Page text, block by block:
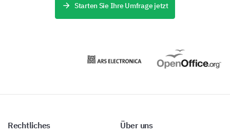
Starten Sie Ihre Umfrage jetzt
Rechtliches Über uns